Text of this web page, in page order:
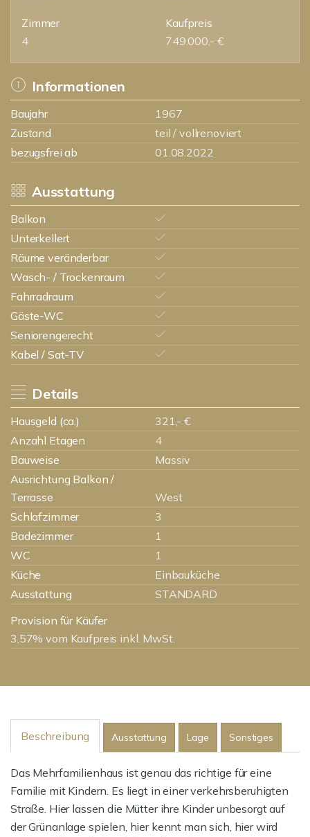
Zimmer
4
Kaufpreis
749.000,- €
Informationen
Baujahr
1967
Zustand
teil / vollrenoviert
bezugsfrei ab
01.08.2022
Ausstattung
Balkon
Unterkellert
Räume veränderbar
Wasch- / Trockenraum
Fahrradraum
Gäste-WC
Seniorengerecht
Kabel / Sat-TV
Details
Hausgeld (ca.)
321,- €
Anzahl Etagen
4
Bauweise
Massiv
Ausrichtung Balkon /
Terrasse
West
Schlafzimmer
3
Badezimmer
1
WC
1
Küche
Einbauküche
Ausstattung
STANDARD
Provision für Käufer
3,57% vom Kaufpreis inkl. MwSt.
Beschreibung Ausstattung Lage Sonstiges
Das Mehrfamilienhaus ist genau das richtige für eine
Familie mit Kindern. Es liegt in einer verkehrsberuhigten
Straße. Hier lassen die Mütter ihre Kinder unbesorgt auf
der Grünanlage spielen, hier kennt man sich, hier wird